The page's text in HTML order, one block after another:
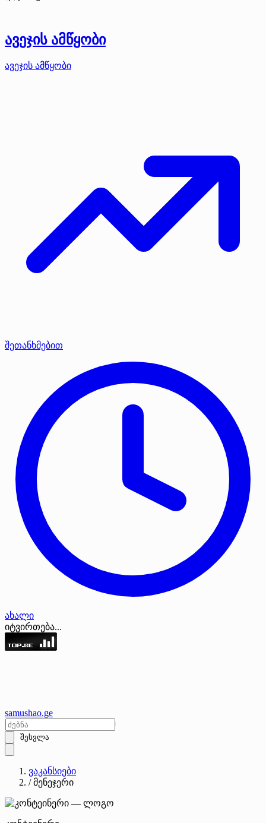
ავეჯის ამწყობი
ავეჯის ამწყობი
შეთანხმებით
ახალი
იტვირთება...
samushao.ge
შესვლა
ვაკანსიები
/ მენეჯერი